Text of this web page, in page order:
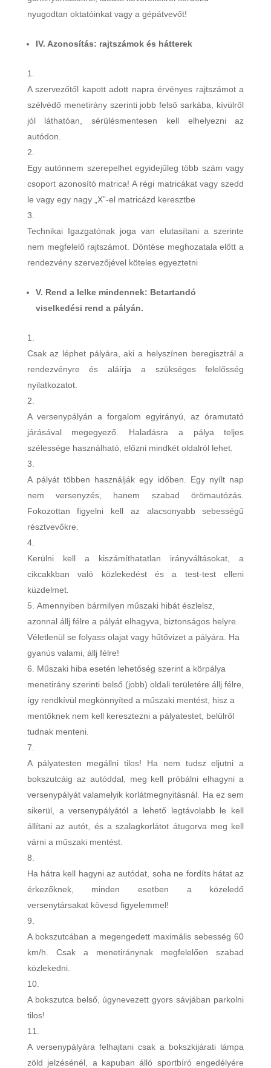
nyugodtan oktatóinkat vagy a gépátvevőt!
IV. Azonosítás: rajtszámok és hátterek
A szervezőtől kapott adott napra érvényes rajtszámot a
szélvédő menetirány szerinti jobb felső sarkába, kívülről
jól láthatóan, sérülésmentesen kell elhelyezni az
autódon.
Egy autónnem szerepelhet egyidejűleg több szám vagy
csoport azonosító matrica! A régi matricákat vagy szedd
le vagy egy nagy „X”-el matricázd keresztbe
Technikai Igazgatónak joga van elutasítani a szerinte
nem megfelelő rajtszámot. Döntése meghozatala előtt a
rendezvény szervezőjével köteles egyeztetni
V. Rend a lelke mindennek: Betartandó
viselkedési rend a pályán.
Csak az léphet pályára, aki a helyszínen beregisztrál a
rendezvényre és aláírja a szükséges felelősség
nyilatkozatot.
A versenypályán a forgalom egyirányú, az óramutató
járásával megegyező. Haladásra a pálya teljes
szélessége használható, előzni mindkét oldalról lehet.
A pályát többen használják egy időben. Egy nyílt nap
nem versenyzés, hanem szabad örömautózás.
Fokozottan figyelni kell az alacsonyabb sebességű
résztvevőkre.
Kerülni kell a kiszámíthatatlan irányváltásokat, a
cikcakkban való közlekedést és a test-test elleni
küzdelmet.
Amennyiben bármilyen műszaki hibát észlelsz,
azonnal állj félre a pályát elhagyva, biztonságos helyre.
Véletlenül se folyass olajat vagy hűtővizet a pályára. Ha
gyanús valami, állj félre!
Műszaki hiba esetén lehetőség szerint a körpálya
menetirány szerinti belső (jobb) oldali területére állj félre,
így rendkívül megkönnyíted a műszaki mentést, hisz a
mentőknek nem kell keresztezni a pályatestet, belülről
tudnak menteni.
A pályatesten megállni tilos! Ha nem tudsz eljutni a
bokszutcáig az autóddal, meg kell próbálni elhagyni a
versenypályát valamelyik korlátmegnyitásnál. Ha ez sem
sikerül, a versenypályától a lehető legtávolabb le kell
állítani az autót, és a szalagkorlátot átugorva meg kell
várni a műszaki mentést.
Ha hátra kell hagyni az autódat, soha ne fordíts hátat az
érkezőknek, minden esetben a közeledő
versenytársakat kövesd figyelemmel!
A bokszutcában a megengedett maximális sebesség 60
km/h. Csak a menetiránynak megfelelően szabad
közlekedni.
A bokszutca belső, úgynevezett gyors sávjában parkolni
tilos!
A versenypályára felhajtani csak a bokszkijárati lámpa
zöld jelzésénél, a kapuban álló sportbíró engedélyére